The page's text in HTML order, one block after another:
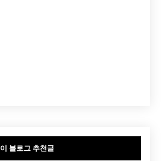
이 블로그 추천글